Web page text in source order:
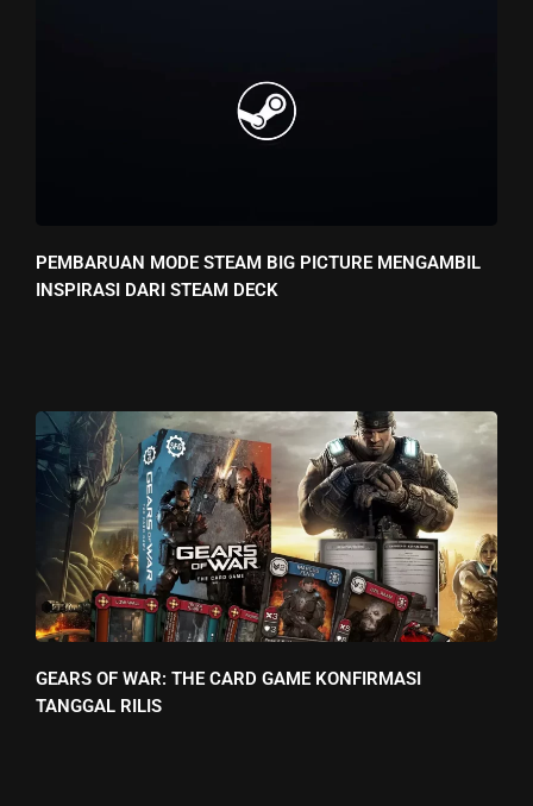
PEMBARUAN MODE STEAM BIG PICTURE MENGAMBIL
INSPIRASI DARI STEAM DECK
GEARS OF WAR: THE CARD GAME KONFIRMASI
TANGGAL RILIS